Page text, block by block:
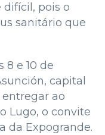
pois o
sanitário que
8 e 10 de
capital
ao
Lugo, o convite
da Expogrande.